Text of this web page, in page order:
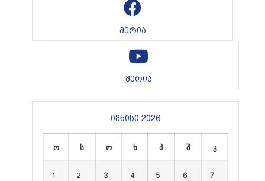
მერია
მერია
ივნისი 2026
ო ს ო ხ პ შ კ
1 2 3 4 5 6 7